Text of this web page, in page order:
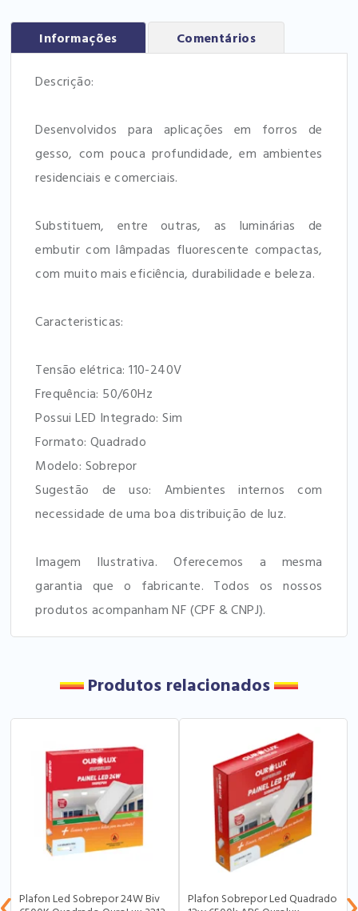
Informações Comentários
Descrição:
Desenvolvidos para aplicações em forros de
gesso, com pouca profundidade, em ambientes
residenciais e comerciais.
Substituem, entre outras, as luminárias de
embutir com lâmpadas fluorescente compactas,
com muito mais eficiência, durabilidade e beleza.
Caracteristicas:
Tensão elétrica: 110-240V
Frequência: 50/60Hz
Possui LED Integrado: Sim
Formato: Quadrado
Modelo: Sobrepor
Sugestão de uso: Ambientes internos com
necessidade de uma boa distribuição de luz.
Imagem Ilustrativa. Oferecemos a mesma
garantia que o fabricante. Todos os nossos
produtos acompanham NF (CPF & CNPJ).
Produtos relacionados
Plafon Led Sobrepor 24W Biv
Plafon Sobrepor Led Quadrado